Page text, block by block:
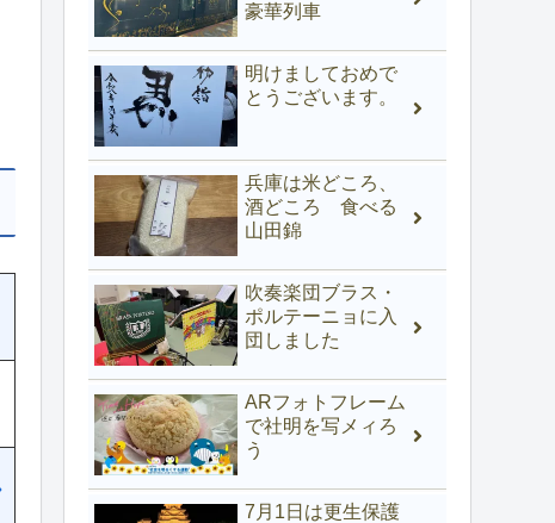
豪華列車
明けましておめで
とうございます。
兵庫は米どころ、
酒どころ 食べる
山田錦
吹奏楽団ブラス・
ポルテーニョに入
団しました
ARフォトフレーム
で社明を写メィろ
う
7月1日は更生保護